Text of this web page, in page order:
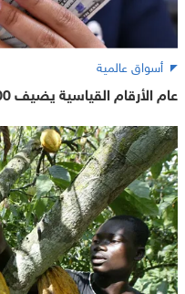
أسواق عالمية
عام الأرقام القياسية يضيف 600 مليار دولار لثروات الأغنياء